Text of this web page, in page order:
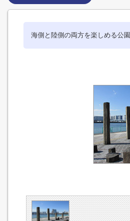
海側と陸側の両方を楽しめる公園